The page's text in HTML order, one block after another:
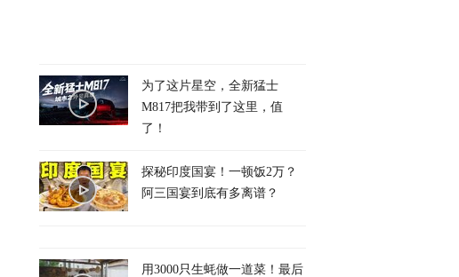
为了这片星空，全新猛士
M817把我带到了这里，值
了！
探秘印度国宴！一顿饭2万？
阿三国宴到底有多离谱？
用3000只生蚝做一道菜！最后